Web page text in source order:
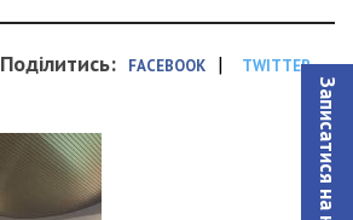
Поділитись: FACEBOOK | TWITTER